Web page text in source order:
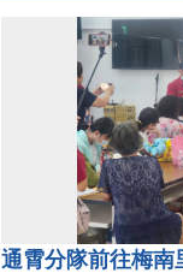
通霄分隊前往梅南